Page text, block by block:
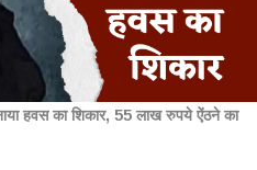
हवस का शिकार, 55 लाख रुपये ऐंठने का